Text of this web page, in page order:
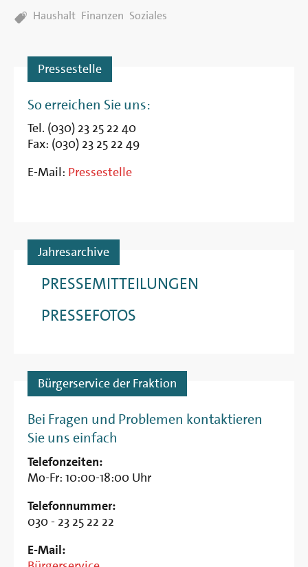
TAGS:
Haushalt Finanzen Soziales
Pressestelle
So erreichen Sie uns:
Tel. (030) 23 25 22 40
Fax: (030) 23 25 22 49
E-Mail: Pressestelle
Jahresarchive
PRESSEMITTEILUNGEN
PRESSEFOTOS
Bürgerservice der Fraktion
Bei Fragen und Problemen kontaktieren
Sie uns einfach
Telefonzeiten:
Mo-Fr: 10:00-18:00 Uhr
Telefonnummer:
030 - 23 25 22 22
E-Mail: